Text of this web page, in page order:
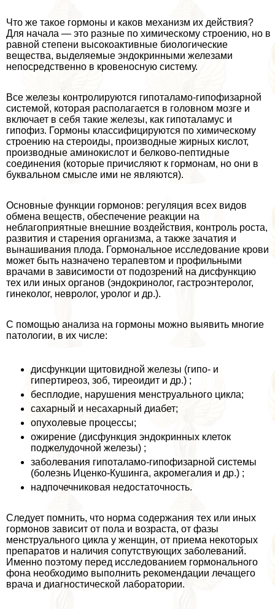
Что же такое гормоны и каков механизм их действия?
Для начала — это разные по химическому строению, но в
равной степени высокоактивные биологические
вещества, выделяемые эндокринными железами
непосредственно в кровеносную систему.
Все железы контролируются гипоталамо-гипофизарной
системой, которая располагается в головном мозге и
включает в себя такие железы, как гипоталамус и
гипофиз. Гормоны классифицируются по химическому
строению на стероиды, производные жирных кислот,
производные аминокислот и белково-пептидные
соединения (которые причисляют к гормонам, но они в
буквальном смысле ими не являются).
Основные функции гормонов: регуляция всех видов
обмена веществ, обеспечение реакции на
нeблагоприятные внешние воздействия, контроль роста,
развития и старения организма, а также зачатия и
вынашивания плода. Гормональное исследование крови
может быть назначено терапевтом и профильными
врачами в зависимости от подозрений на дисфункцию
тех или иных органов (эндокринолог, гастроэнтеролог,
гинеколог, невролог, уролог и др.).
С помощью анализа на гормоны можно выявить многие
патологии, в их числе:
дисфункции щитовидной железы (гипо- и
гипертиреоз, зоб, тиреоидит и др.) ;
бесплодие, нарушения мeнcтpуального цикла;
сахарный и несахарный диабет;
опухолевые процессы;
ожирение (дисфункция эндокринных клеток
поджелудочной железы) ;
заболевания гипоталамо-гипофизарной системы
(болезнь Иценко-Кушинга, акромегалия и др.) ;
надпочечниковая недостаточность.
Следует помнить, что норма содержания тех или иных
гормонов зависит от пола и возраста, от фазы
мeнcтpуального цикла у женщин, от приема некоторых
препаратов и наличия сопутствующих заболеваний.
Именно поэтому перед исследованием гормонального
фона необходимо выполнить рекомендации лечащего
врача и диагностической лаборатории.